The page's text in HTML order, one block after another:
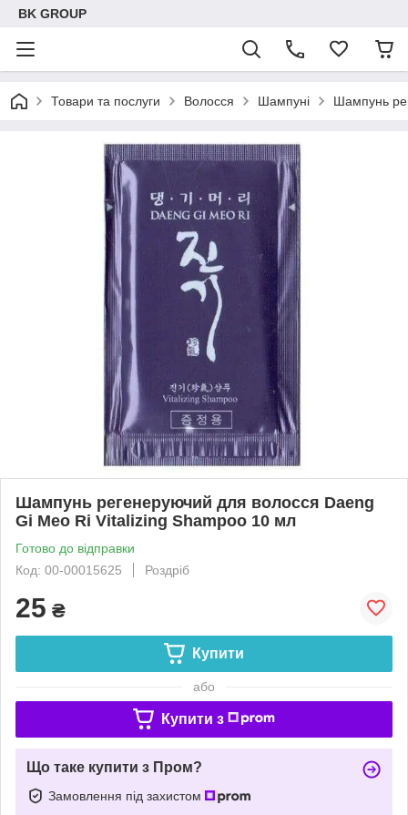
BK GROUP
Товари та послуги Волосся Шампуні Шампунь
Шампунь регенеруючий для волосся Daeng
Gi Meo Ri Vitalizing Shampoo 10 мл
Готово до відправки
Код: 00-00015625
Роздріб
25 ₴
Купити
або
Купити з
Що таке купити з Пром?
Замовлення під захистом